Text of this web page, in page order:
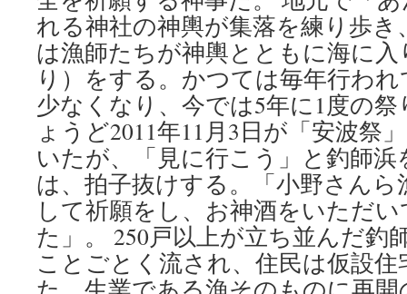
れる神社の神輿が集落を練り歩
は漁師たちが神輿とともに海に
り）をする。かつては毎年行わ
少なくなり、今では5年に1度の
ょうど2011年11月3日が「安波祭
いたが、「見に行こう」と釣師
は、拍子抜けする。「小野さん
して祈願をし、お神酒をいただ
た」。 250戸以上が立ち並んだ釣
ことごとく流され、住民は仮設